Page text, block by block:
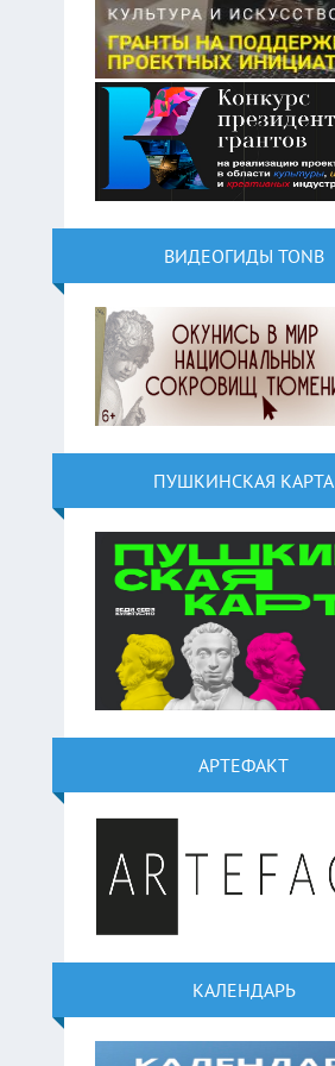
ВИДЕОГИДЫ TONB
ПУШКИНСКАЯ КАРТА
АРТЕФАКТ
КАЛЕНДАРЬ